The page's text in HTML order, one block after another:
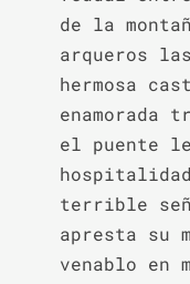
de la
arqueros
hermosa
enamorada
el puente
terrible
apresta su
venablo en